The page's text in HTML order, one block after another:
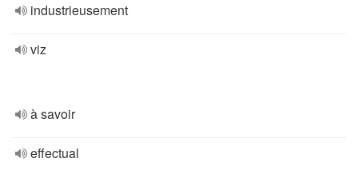
industrieusement
viz
à savoir
effectual